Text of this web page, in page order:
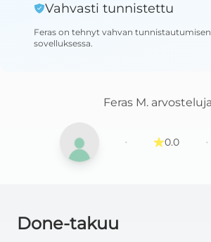
Vahvasti tunnistettu
Feras on tehnyt vahvan
sovelluksessa.
Feras M. arvosteluja
· 0.0 ·
Done-takuu